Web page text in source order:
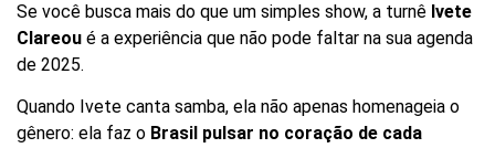
Se você busca mais do que um simples show, a turnê Ivete
Clareou é a experiência que não pode faltar na sua agenda
de 2025.
Quando Ivete canta samba, ela não apenas homenageia o
gênero: ela faz o Brasil pulsar no coração de cada